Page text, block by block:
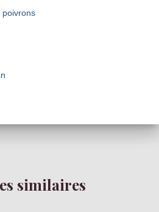
poivrons
similaires